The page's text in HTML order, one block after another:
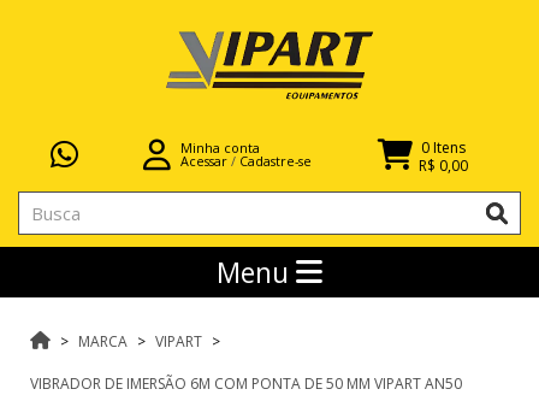
Minha conta
Acessar / Cadastre-se
0 Itens
R$ 0,00
Menu
MARCA VIPART
VIBRADOR DE IMERSÃO 6M COM PONTA DE 50 MM VIPART AN50